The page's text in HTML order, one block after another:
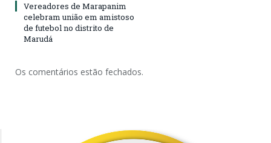
Vereadores de Marapanim
celebram união em amistoso
de futebol no distrito de
Marudá
Os comentários estão fechados.